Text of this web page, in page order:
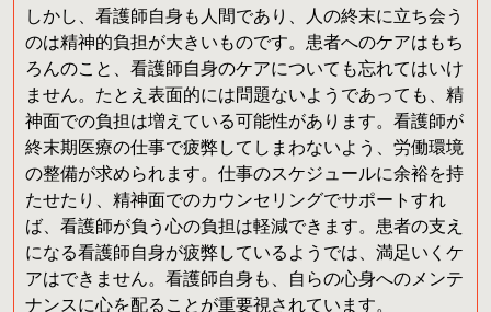
しかし、看護師自身も人間であり、人の終末に立ち会う
のは精神的負担が大きいものです。患者へのケアはもち
ろんのこと、看護師自身のケアについても忘れてはいけ
ません。たとえ表面的には問題ないようであっても、精
神面での負担は増えている可能性があります。看護師が
終末期医療の仕事で疲弊してしまわないよう、労働環境
の整備が求められます。仕事のスケジュールに余裕を持
たせたり、精神面でのカウンセリングでサポートすれ
ば、看護師が負う心の負担は軽減できます。患者の支え
になる看護師自身が疲弊しているようでは、満足いくケ
アはできません。看護師自身も、自らの心身へのメンテ
ナンスに心を配ることが重要視されています。